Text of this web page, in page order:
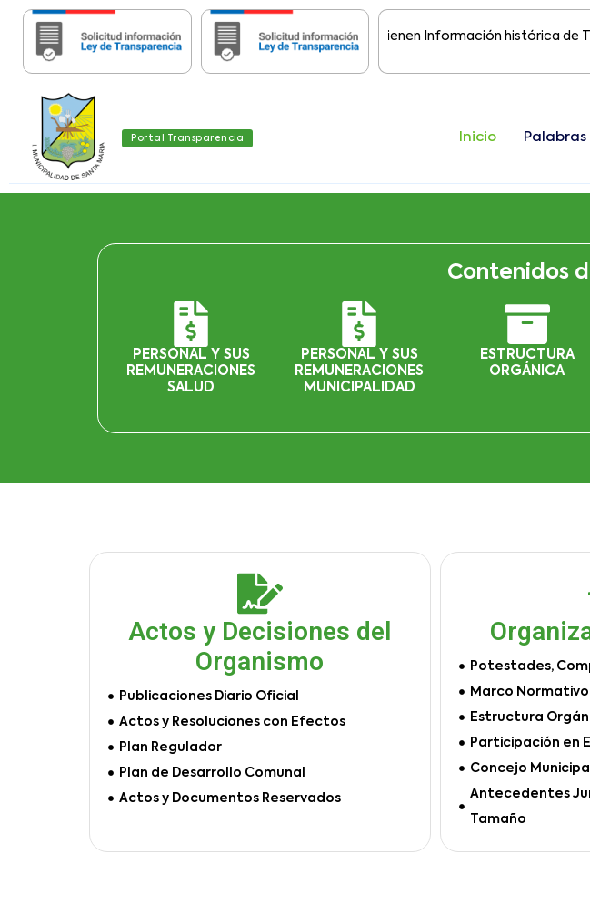
Importante:Estas páginas contienen Información histórica de
Portal Transparencia Inicio
Contenidos
PERSONAL Y SUS
REMUNERACIONES
SALUD
PERSONAL Y SUS
REMUNERACIONES
MUNICIPALIDAD
ESTRUCTURA
ORGÁNICA
Actos y Decisiones del
Organismo
Publicaciones Diario Oficial
Actos y Resoluciones con Efectos
Plan Regulador
Plan de Desarrollo Comunal
Actos y Documentos Reservados
Potestades,
Marco Normativo
Estructura
Participación en
Concejo Municipal
Antecedentes
Tamaño